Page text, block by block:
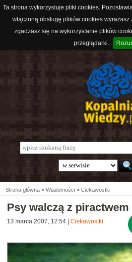
Ta strona wykorzystuje pliki cookies.
włączoną obsługę plików cookies
zgadzasz się na wykorzystanie plików
przeglądarki.
Strona główna > Wiadomości > Ciekawostki
Psy walczą z piractwem
13 marca 2007, 12:54 Ciekawostki